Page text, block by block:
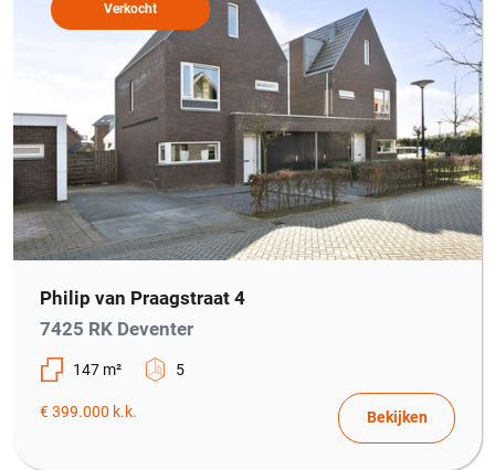
Verkocht
Philip van Praagstraat 4
7425 RK Deventer
147 m² 5
€ 399.000 k.k. Bekijken